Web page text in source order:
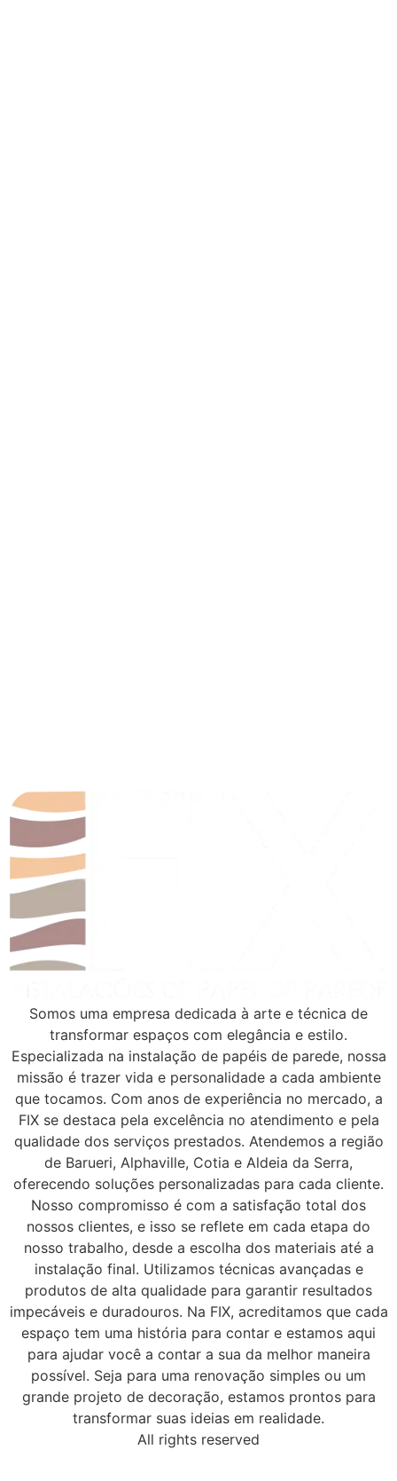
Somos uma empresa dedicada à arte e técnica de
transformar espaços com elegância e estilo.
Especializada na instalação de papéis de parede, nossa
missão é trazer vida e personalidade a cada ambiente
que tocamos. Com anos de experiência no mercado, a
FIX se destaca pela excelência no atendimento e pela
qualidade dos serviços prestados. Atendemos a região
de Barueri, Alphaville, Cotia e Aldeia da Serra,
oferecendo soluções personalizadas para cada cliente.
Nosso compromisso é com a satisfação total dos
nossos clientes, e isso se reflete em cada etapa do
nosso trabalho, desde a escolha dos materiais até a
instalação final. Utilizamos técnicas avançadas e
produtos de alta qualidade para garantir resultados
impecáveis e duradouros. Na FIX, acreditamos que cada
espaço tem uma história para contar e estamos aqui
para ajudar você a contar a sua da melhor maneira
possível. Seja para uma renovação simples ou um
grande projeto de decoração, estamos prontos para
transformar suas ideias em realidade.
All rights reserved